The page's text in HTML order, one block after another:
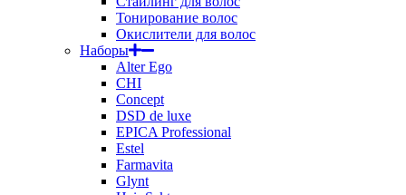
Тонирование волос
Окислители для волос
Наборы
Alter Ego
CHI
Concept
DSD de luxe
EPICA Professional
Estel
Farmavita
Glynt